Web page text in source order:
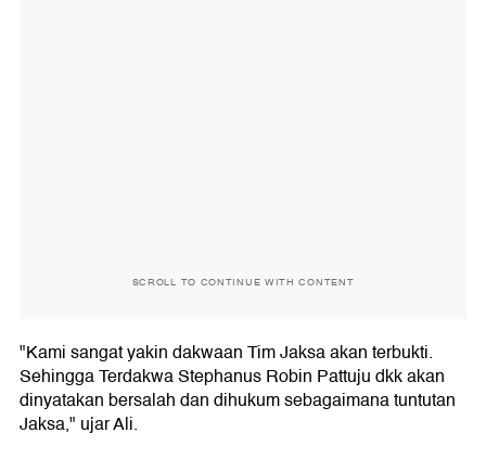
SCROLL TO CONTINUE WITH CONTENT
"Kami sangat yakin dakwaan Tim Jaksa akan terbukti.
Sehingga Terdakwa Stephanus Robin Pattuju dkk akan
dinyatakan bersalah dan dihukum sebagaimana tuntutan
Jaksa," ujar Ali.